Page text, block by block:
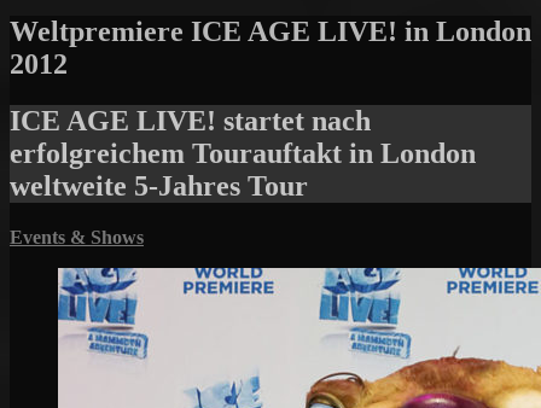
Weltpremiere ICE AGE LIVE! in London
2012
ICE AGE LIVE! startet nach
erfolgreichem Tourauftakt in London
weltweite 5-Jahres Tour
Events & Shows